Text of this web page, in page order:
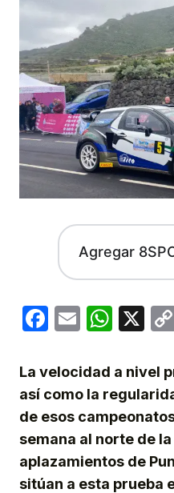
Agregar
Facebook
Email X
La velocidad a nivel
así como la
de esos
semana al norte de
aplazamientos de
sitúan a esta prueba